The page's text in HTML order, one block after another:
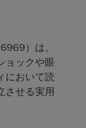
）は、
ョックや眼
において読
させる実用